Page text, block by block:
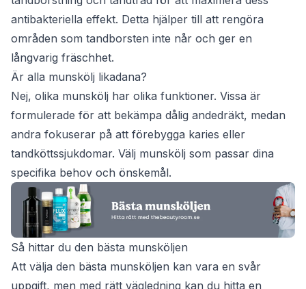
antibakteriella effekt. Detta hjälper till att rengöra
områden som tandborsten inte når och ger en
långvarig fräschhet.
Är alla munskölj likadana?
Nej, olika munskölj har olika funktioner. Vissa är
formulerade för att bekämpa dålig andedräkt, medan
andra fokuserar på att förebygga karies eller
tandköttssjukdomar. Välj munskölj som passar dina
specifika behov och önskemål.
Så hittar du den bästa munsköljen
Att välja den bästa munsköljen kan vara en svår
uppgift, men med rätt vägledning kan du hitta en